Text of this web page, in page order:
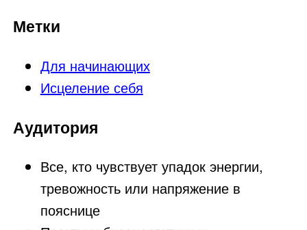
Метки
Для начинающих
Исцеление себя
Аудитория
Все, кто чувствует упадок энергии,
тревожность или напряжение в
пояснице